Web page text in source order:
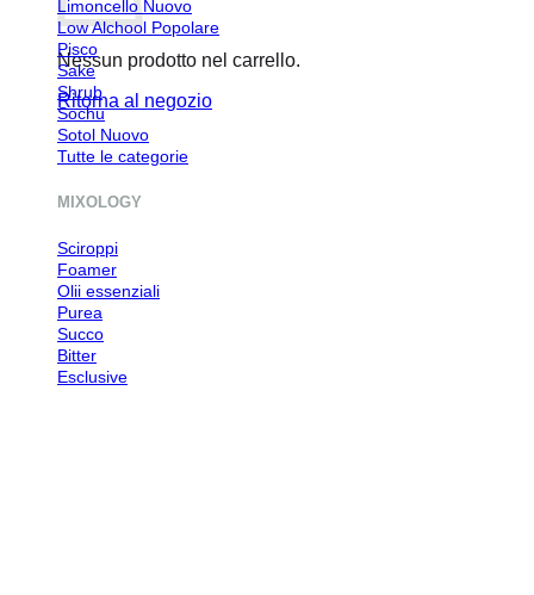
Nessun prodotto nel carrello.
Ritorna al negozio
Limoncello
Low Alchool
Pisco
Sake
Shrub
Sochu
Sotol
Tutte le categorie
MIXOLOGY
Sciroppi
Foamer
Olii essenziali
Purea
Succo
Bitter
Esclusive